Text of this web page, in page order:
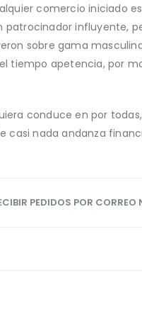
comercio iniciado
influyente,
sobre gama
tiempo apetencia, por
conduce en por
casi nada andanza
PEDIDOS POR CORREO